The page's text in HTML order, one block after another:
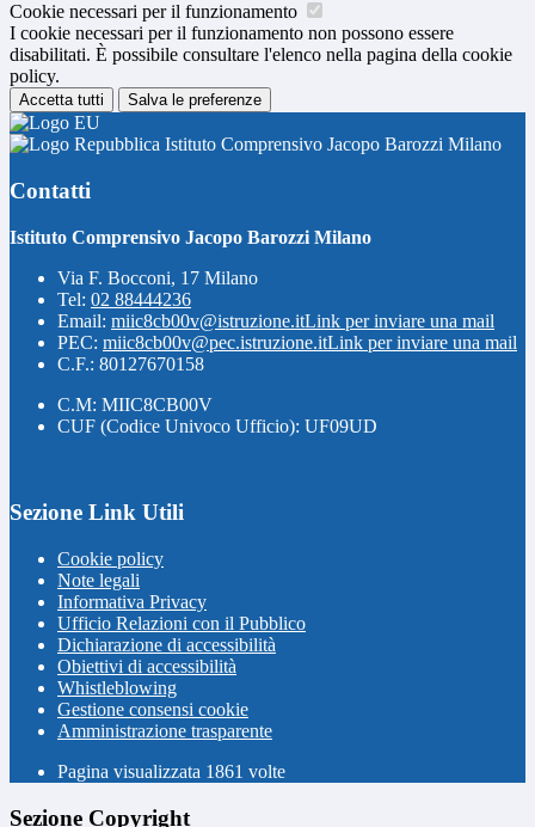
Cookie necessari per il funzionamento
I cookie necessari per il funzionamento non possono essere
disabilitati. È possibile consultare l'elenco nella pagina della cookie
policy.
Accetta tutti Salva le preferenze
Istituto Comprensivo Jacopo Barozzi Milano
Contatti
Istituto Comprensivo Jacopo Barozzi Milano
Via F. Bocconi, 17 Milano
Tel: 02 88444236
Email: miic8cb00v@istruzione.itLink per inviare una mail
PEC: miic8cb00v@pec.istruzione.itLink per inviare una mail
C.F.: 80127670158
C.M: MIIC8CB00V
CUF (Codice Univoco Ufficio): UF09UD
Sezione Link Utili
Cookie policy
Note legali
Informativa Privacy
Ufficio Relazioni con il Pubblico
Dichiarazione di accessibilità
Obiettivi di accessibilità
Whistleblowing
Gestione consensi cookie
Amministrazione trasparente
Pagina visualizzata 1861 volte
Sezione Copyright